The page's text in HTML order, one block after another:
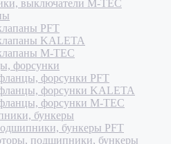
выключатели M-TEC
PFT
KALETA
M-TEC
форсунки
форсунки PFT
форсунки KALETA
форсунки M-TEC
бункеры
бункеры PFT
подшипники, бункеры